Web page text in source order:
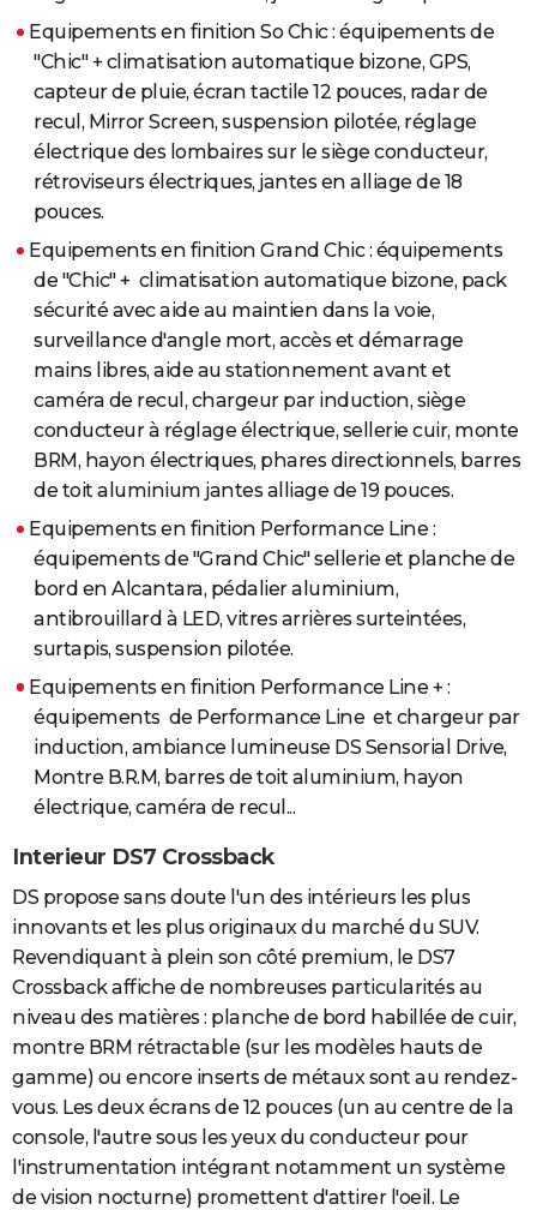
Equipements en finition So Chic : équipements de
"Chic" + climatisation automatique bizone, GPS,
capteur de pluie, écran tactile 12 pouces, radar de
recul, Mirror Screen, suspension pilotée, réglage
électrique des lombaires sur le siège conducteur,
rétroviseurs électriques, jantes en alliage de 18
pouces.
Equipements en finition Grand Chic : équipements
de "Chic" + climatisation automatique bizone, pack
sécurité avec aide au maintien dans la voie,
surveillance d'angle mort, accès et démarrage
mains libres, aide au stationnement avant et
caméra de recul, chargeur par induction, siège
conducteur à réglage électrique, sellerie cuir, monte
BRM, hayon électriques, phares directionnels, barres
de toit aluminium jantes alliage de 19 pouces.
Equipements en finition Performance Line :
équipements de "Grand Chic" sellerie et planche de
bord en Alcantara, pédalier aluminium,
antibrouillard à LED, vitres arrières surteintées,
surtapis, suspension pilotée.
Equipements en finition Performance Line + :
équipements de Performance Line et chargeur par
induction, ambiance lumineuse DS Sensorial Drive,
Montre B.R.M, barres de toit aluminium, hayon
électrique, caméra de recul...
Interieur DS7 Crossback
DS propose sans doute l'un des intérieurs les plus
innovants et les plus originaux du marché du SUV.
Revendiquant à plein son côté premium, le DS7
Crossback affiche de nombreuses particularités au
niveau des matières : planche de bord habillée de cuir,
montre BRM rétractable (sur les modèles hauts de
gamme) ou encore inserts de métaux sont au rendez-
vous. Les deux écrans de 12 pouces (un au centre de la
console, l'autre sous les yeux du conducteur pour
l'instrumentation intégrant notamment un système
de vision nocturne) promettent d'attirer l'oeil. Le